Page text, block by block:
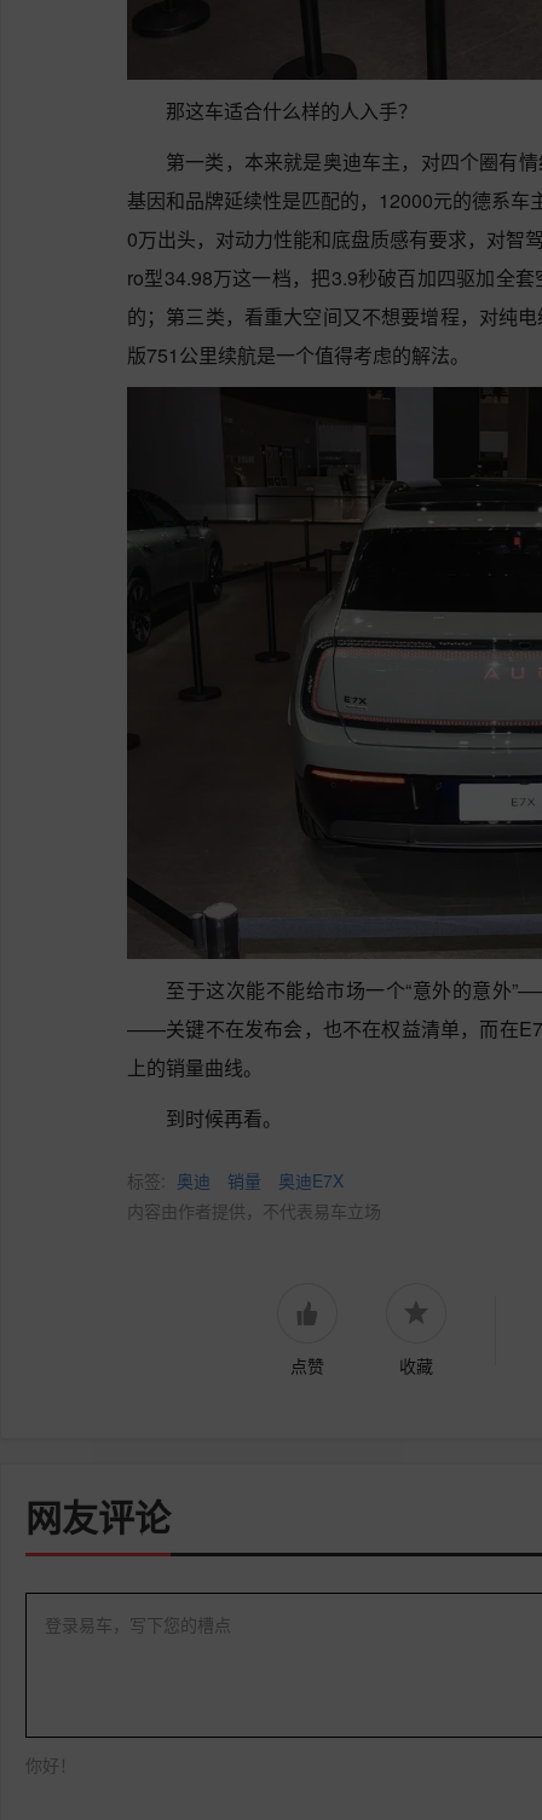
那这车适合什么样的人入手？
第一类，本来就是奥迪车主，对四个圈有
基因和品牌延续性是匹配的，12000元的德系
0万出头，对动力性能和底盘质感有要求，对智
ro型34.98万这一档，把3.9秒破百加四驱加全
的；第三类，看重大空间又不想要增程，对纯
版751公里续航是一个值得考虑的解法。
至于这次能不能给市场一个“意外的意外
——关键不在发布会，也不在权益清单，而在
上的销量曲线。
到时候再看。
标签: 奥迪 销量
奥迪E7X
内容由作者提供，不代表易车立场
点赞 收藏
网友评论
登录易车，写下您的槽点
你好！